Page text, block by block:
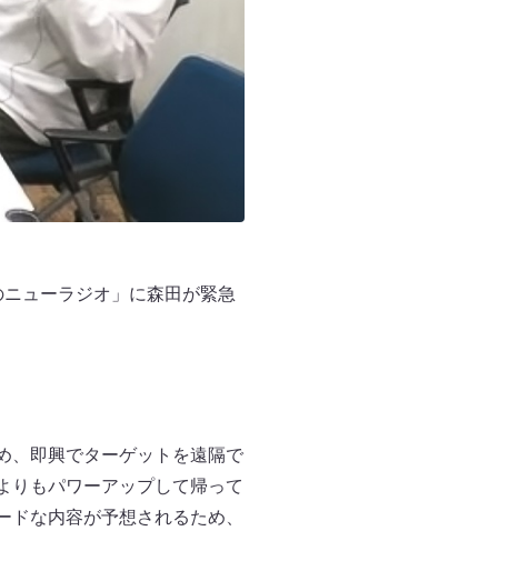
ューラジオ」に森田が緊急
、即興でターゲットを遠隔で
りもパワーアップして帰って
な内容が予想されるため、